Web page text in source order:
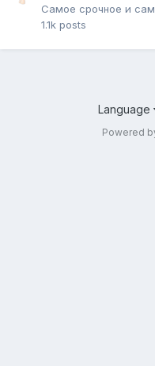
Самое срочное и
1.1k posts
Language
Powered